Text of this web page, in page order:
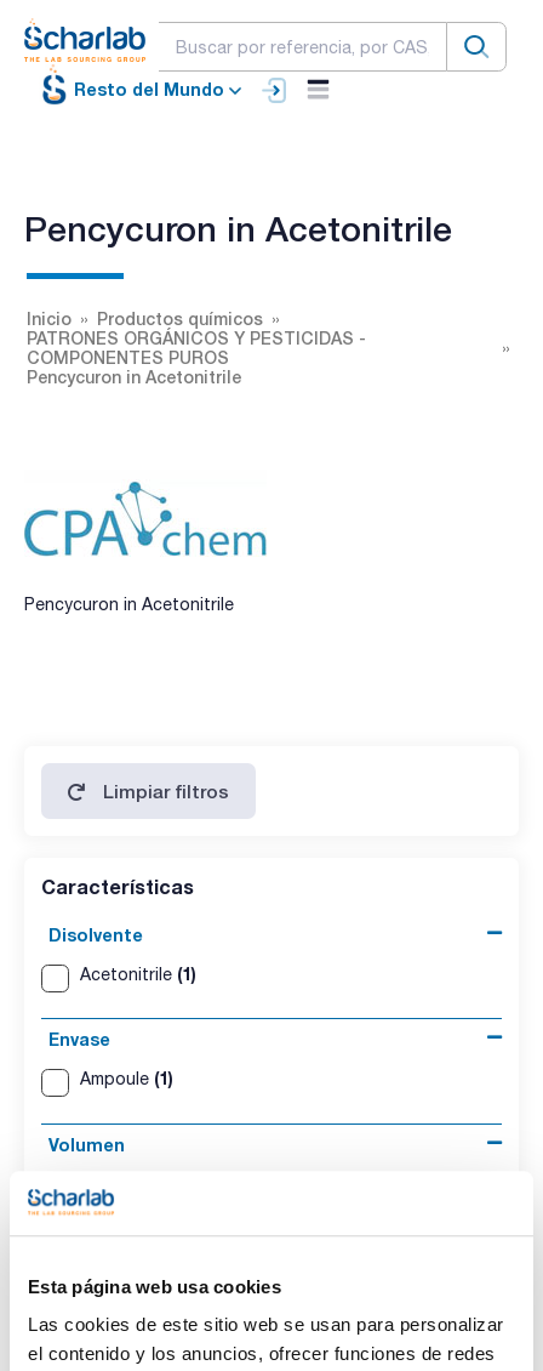
Esta página web usa cookies
Las cookies de este sitio web se usan para personalizar
el contenido y los anuncios, ofrecer funciones de redes
Resto del Mundo
Pencycuron in Acetonitrile
Inicio
Productos químicos
PATRONES ORGÁNICOS Y PESTICIDAS -
COMPONENTES PUROS
Pencycuron in Acetonitrile
Pencycuron in Acetonitrile
Limpiar filtros
Características
Disolvente
Acetonitrile (1)
Envase
Ampoule (1)
Volumen
100 mg/l(1)
CAS